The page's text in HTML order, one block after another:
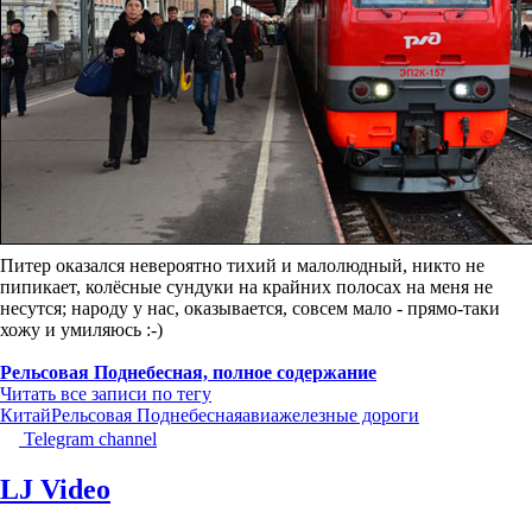
Питер оказался невероятно тихий и малолюдный, никто не
пипикает, колёсные сундуки на крайних полосах на меня не
несутся; народу у нас, оказывается, совсем мало - прямо-таки
хожу и умиляюсь :-)
Рельсовая Поднебесная, полное содержание
Читать все записи по тегу
КитайРельсовая Поднебеснаяавиажелезные дороги
Telegram channel
LJ Video